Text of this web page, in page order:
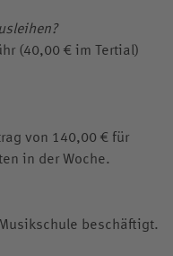
(40,00 € im Tertial)
von 140,00 € für
in der Woche.
beschäftigt.